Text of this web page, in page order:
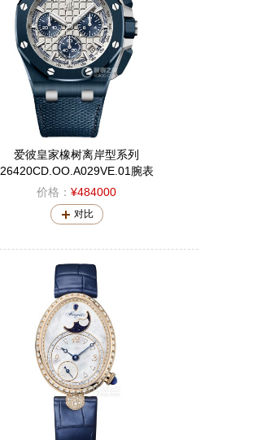
爱彼皇家橡树离岸型系列
26420CD.OO.A029VE.01腕表
价格： ¥484000
对比